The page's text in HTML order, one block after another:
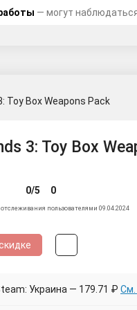
— могут
Toy Box Weapons Pack
3: Toy Box
0/5 0
пользователями 09.04.2024
Украина — 179.71 ₽ См.